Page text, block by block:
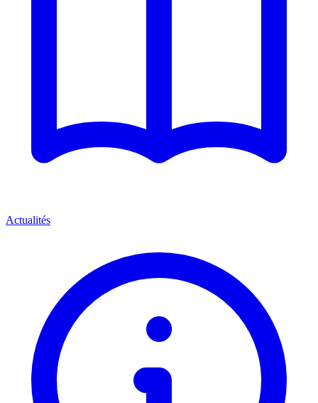
Actualités